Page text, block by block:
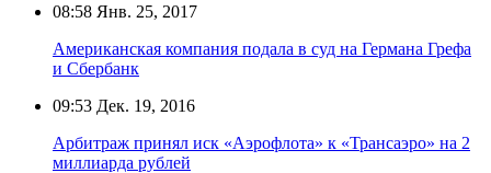
08:58 Янв. 25, 2017
Американская компания подала в суд на Германа Грефа
и Сбербанк
09:53 Дек. 19, 2016
Арбитраж принял иск «Аэрофлота» к «Трансаэро» на 2
миллиарда рублей